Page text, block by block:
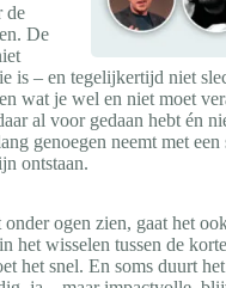
de
De
is – en tegelijkertijd niet
wat je wel en niet moet
al voor gedaan hebt én
genoegen neemt met
ontstaan.
onder ogen zien, gaat het
het wisselen tussen de
het snel. En soms duurt